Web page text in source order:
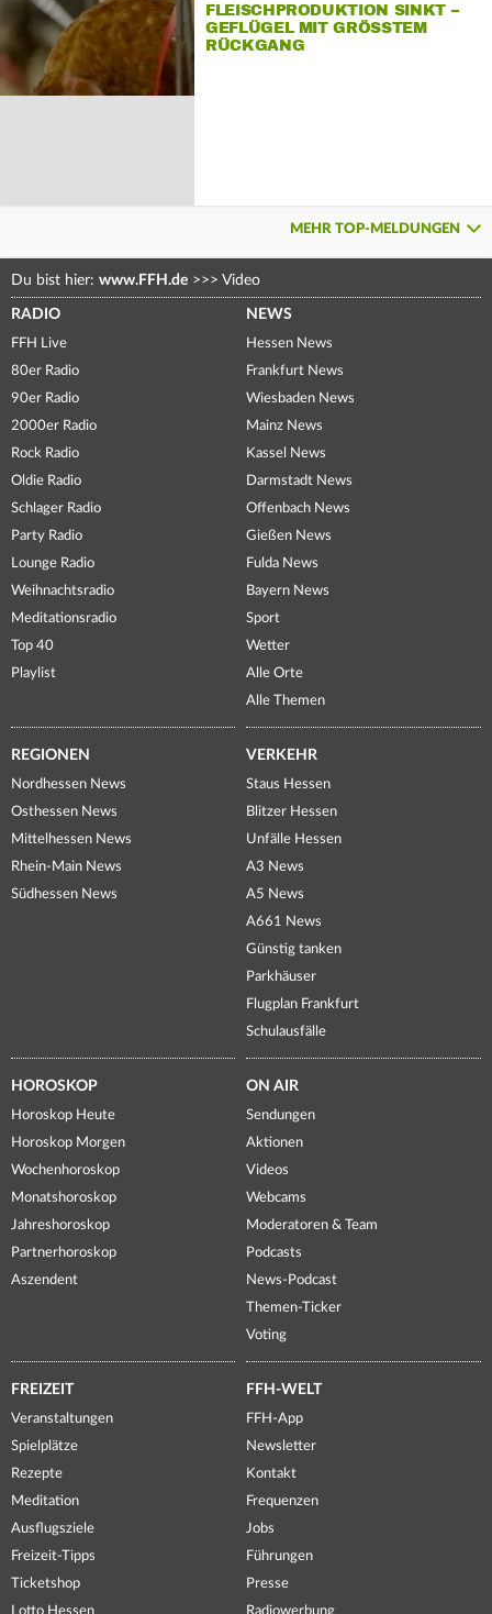
FLEISCHPRODUKTION SINKT –
GEFLÜGEL MIT GRÖSSTEM R
ÜCKGANG
MEHR TOP-MELDUNGEN
Du bist hier: www.FFH.de >>> Video
RADIO
FFH Live
80er Radio
90er Radio
2000er Radio
Rock Radio
Oldie Radio
Schlager Radio
Party Radio
Lounge Radio
Weihnachtsradio
Meditationsradio
Top 40
Playlist
NEWS
Hessen News
Frankfurt News
Wiesbaden News
Mainz News
Kassel News
Darmstadt News
Offenbach News
Gießen News
Fulda News
Bayern News
Sport
Wetter
Alle Orte
Alle Themen
REGIONEN
Nordhessen News
Osthessen News
Mittelhessen News
Rhein-Main News
Südhessen News
VERKEHR
Staus Hessen
Blitzer Hessen
Unfälle Hessen
A3 News
A5 News
A661 News
Günstig tanken
Parkhäuser
Flugplan Frankfurt
Schulausfälle
HOROSKOP
Horoskop Heute
Horoskop Morgen
Wochenhoroskop
Monatshoroskop
Jahreshoroskop
Partnerhoroskop
Aszendent
ON AIR
Sendungen
Aktionen
Videos
Webcams
Moderatoren & Team
Podcasts
News-Podcast
Themen-Ticker
Voting
FREIZEIT
Veranstaltungen
Spielplätze
Rezepte
Meditation
Ausflugsziele
Freizeit-Tipps
Ticketshop
Lotto Hessen
FFH-WELT
FFH-App
Newsletter
Kontakt
Frequenzen
Jobs
Führungen
Presse
Radiowerbung